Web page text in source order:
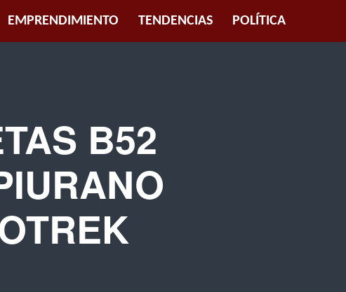
EMPRENDIMIENTO TENDENCIAS POLÍTICA
B52